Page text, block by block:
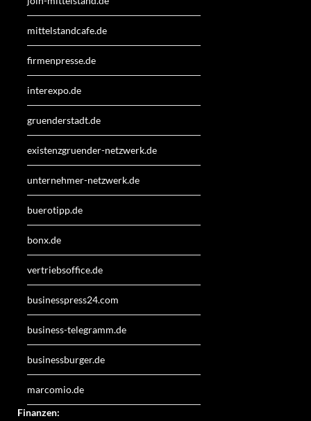
mittelstandcafe.de
firmenpresse.de
interexpo.de
gruenderstadt.de
existenzgruender-netzwerk.de
unternehmer-netzwerk.de
buerotipp.de
bonx.de
vertriebsoffice.de
businesspress24.com
business-telegramm.de
businessburger.de
marcomio.de
Finanzen: